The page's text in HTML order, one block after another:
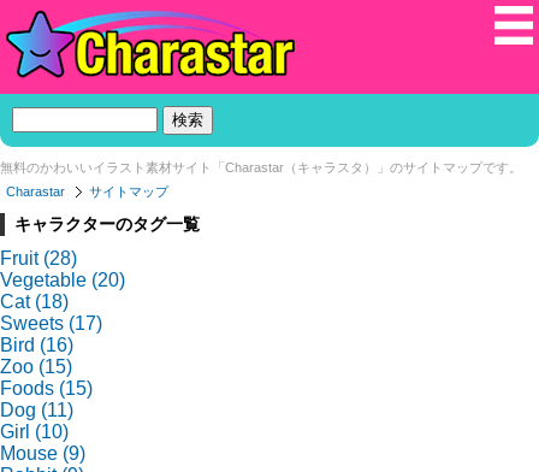
無料のかわいいイラスト素材サイト「Charastar（キャラスタ）」のサイトマップです。
Charastar
サイトマップ
キャラクターのタグ一覧
Fruit(28)
Vegetable (20)
Cat(18)
Sweets (17)
Bird (16)
Zoo (15)
Foods (15)
Dog (11)
Girl (10)
Mouse (9)